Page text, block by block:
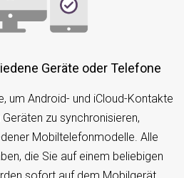
Geräte oder Telefone
um Android- und iCloud-Kontakte
zu synchronisieren,
Mobiltelefonmodelle. Alle
die Sie auf einem beliebigen